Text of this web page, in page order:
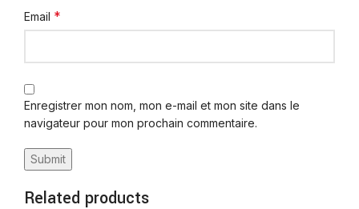
Email *
Enregistrer mon nom, mon e-mail et mon site dans le
navigateur pour mon prochain commentaire.
Related products